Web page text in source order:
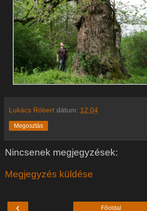
Lukács Róbert dátum: 12:04
Megosztás
Nincsenek megjegyzések:
Megjegyzés küldése
‹ Főoldal